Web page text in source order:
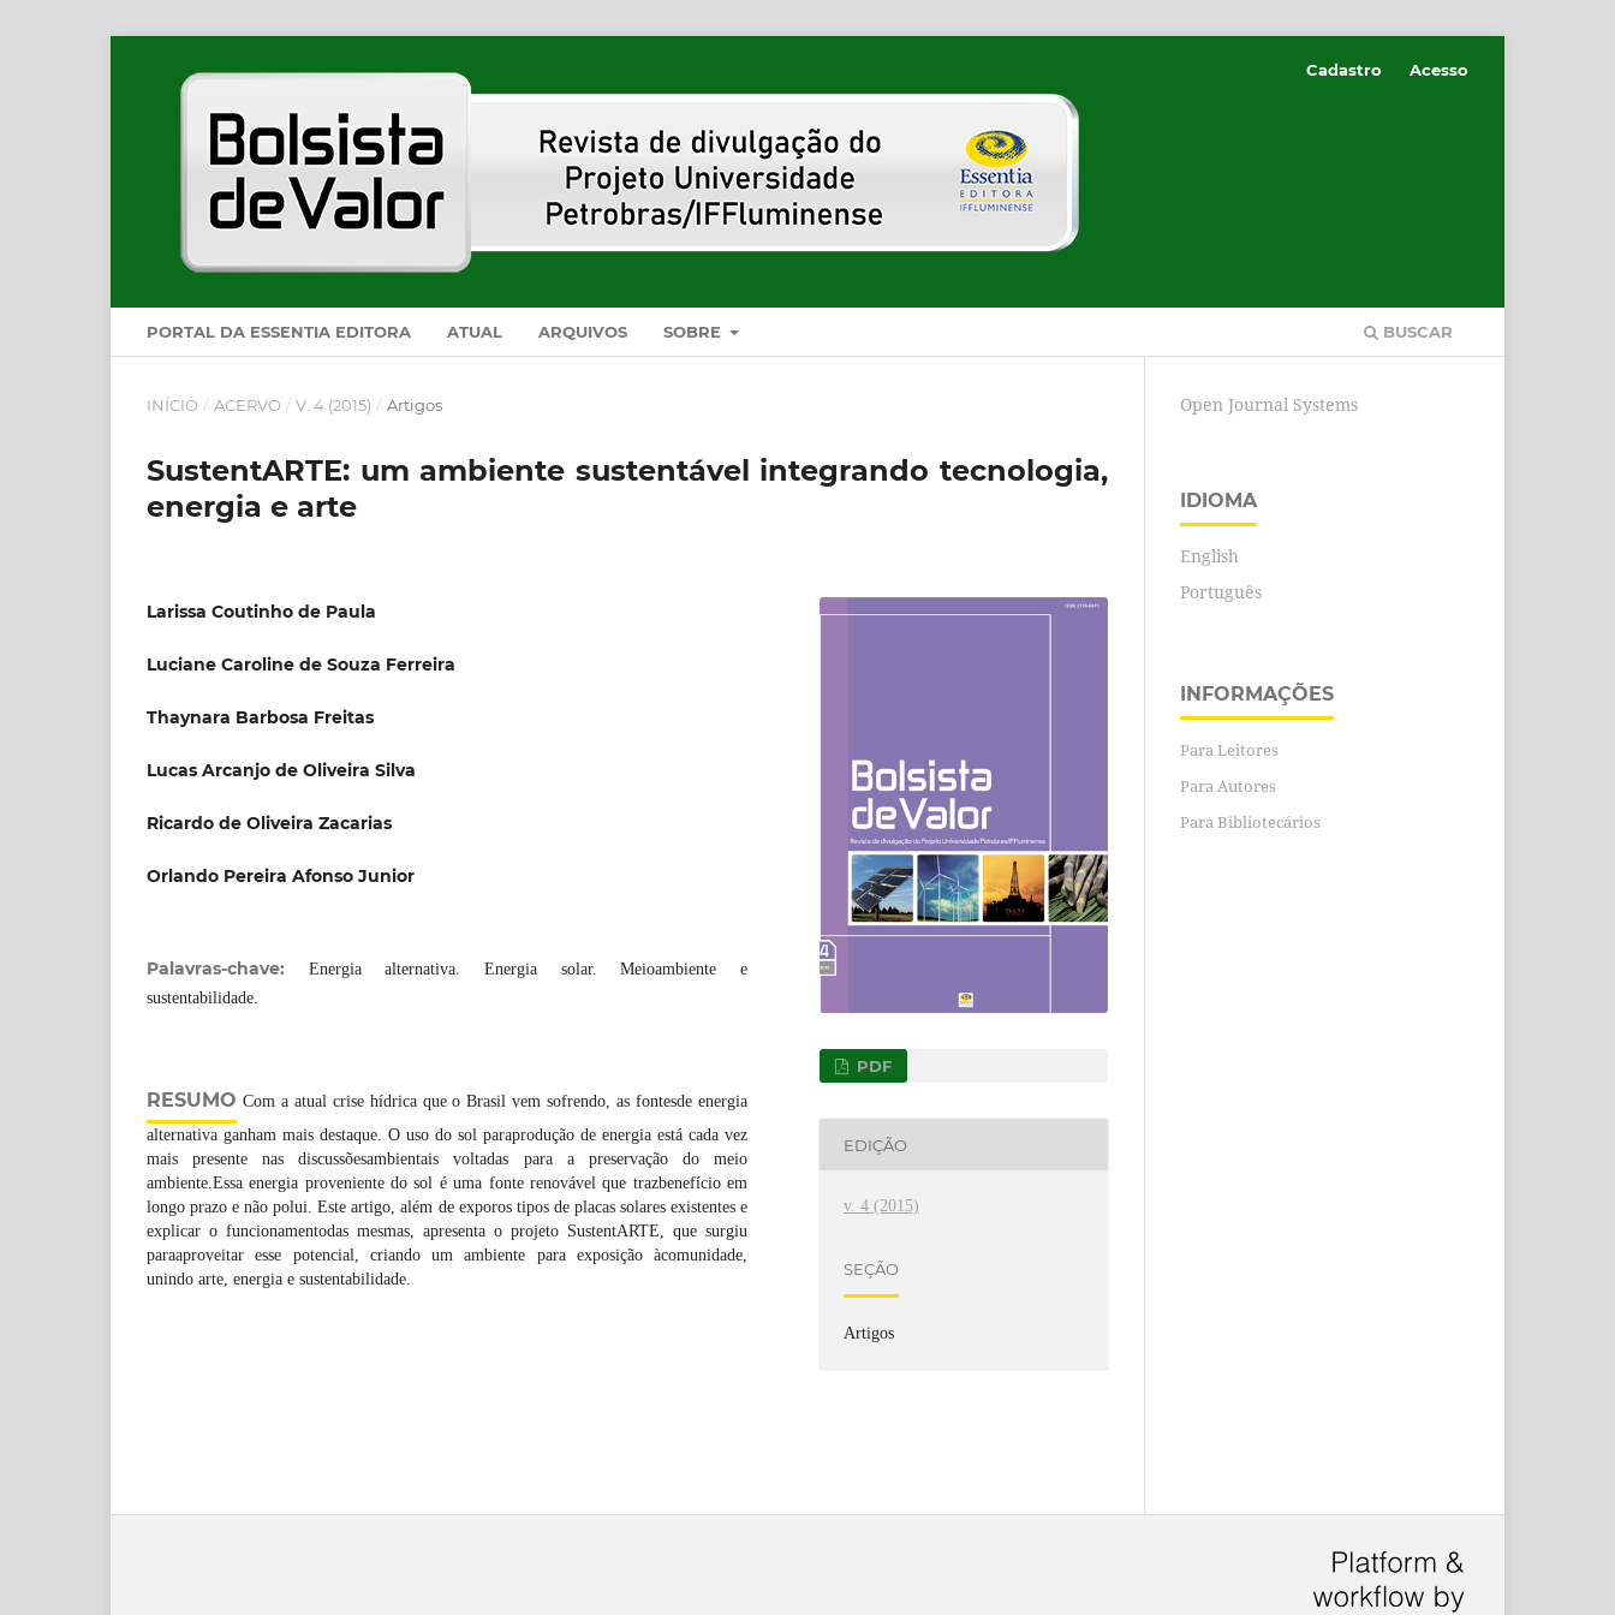
PORTAL DA ESSENTIA EDITORA ATUAL ARQUIVOS SOBRE BUSCAR
Cadastro Acesso
INÍCIO / ACERVO / V. 4 (2015) / Artigos
SustentARTE: um ambiente sustentável integrando tecnologia,
energia e arte
Larissa Coutinho de Paula
Luciane Caroline de Souza Ferreira
Thaynara Barbosa Freitas
Lucas Arcanjo de Oliveira Silva
Ricardo de Oliveira Zacarias
Orlando Pereira Afonso Junior
Palavras-chave:
Energia alternativa. Energia solar. Meioambiente e
sustentabilidade.
RESUMO Com a atual crise hídrica que o Brasil vem sofrendo, as fontesde energia
alternativa ganham mais destaque. O uso do sol paraprodução de energia está cada vez
mais presente nas discussõesambientais voltadas para a preservação do meio
ambiente.Essa energia proveniente do sol é uma fonte renovável que trazbenefício em
longo prazo e não polui. Este artigo, além de exporos tipos de placas solares existentes e
explicar o funcionamentodas mesmas, apresenta o projeto SustentARTE, que surgiu
paraaproveitar esse potencial, criando um ambiente para exposição àcomunidade,
unindo arte, energia e sustentabilidade.
PDF
EDIÇÃO
v. 4 (2015)
SEÇÃO
Artigos
Open Journal Systems
IDIOMA
English
Português
INFORMAÇÕES
Para Leitores
Para Autores
Para Bibliotecários